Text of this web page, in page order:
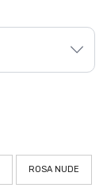
ROSA NUDE